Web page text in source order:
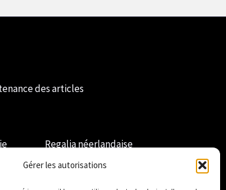
Gérer les autorisations
des articles
Regalia néerlandaise